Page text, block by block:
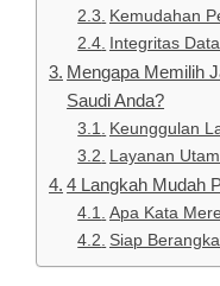
Kemudahan
Integritas
Mengapa Memilih
Saudi Anda?
Keunggulan
Layanan
4 Langkah Mudah
Apa Kata
Siap